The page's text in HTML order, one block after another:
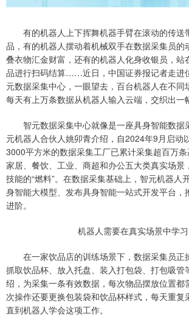
有的机器人上下挥舞机器手臂在滚动的传送
品，有的机器人摆动着机械双手在数据采集员的
叠衣物汇金财富，还有的机器人化身收银员，站
品进行扫码结算……近日，中国证券报记者走进
元数据采集中心，一眼望去，百台机器人在不同
每天有上万条数据从机器人输入云端，交织出一
智元数据采集中心就像是一座具身智能数据
元机器人合伙人姚卯青介绍，自2024年9月启动
3000平方米的数据采集工厂已累计采集超百万
家居、餐饮、工业、商超和办公五大类真实场景
技能的“燃料”。在数据采集基础上，智元机器人
身智能大模型、发布具身智能一站式开发平台，
进阶。
机器人需要在真实场景中学习
在一家饮品店的训练场景下，数据采集员正
抓取饮品杯、放入托盘、装入打包袋、打包吸管
绍，为采集一条有效数据，每次物品摆放位置都
次操作还要更换包装袋和饮品杯样式，每天重复
直到机器人学会这项工作。